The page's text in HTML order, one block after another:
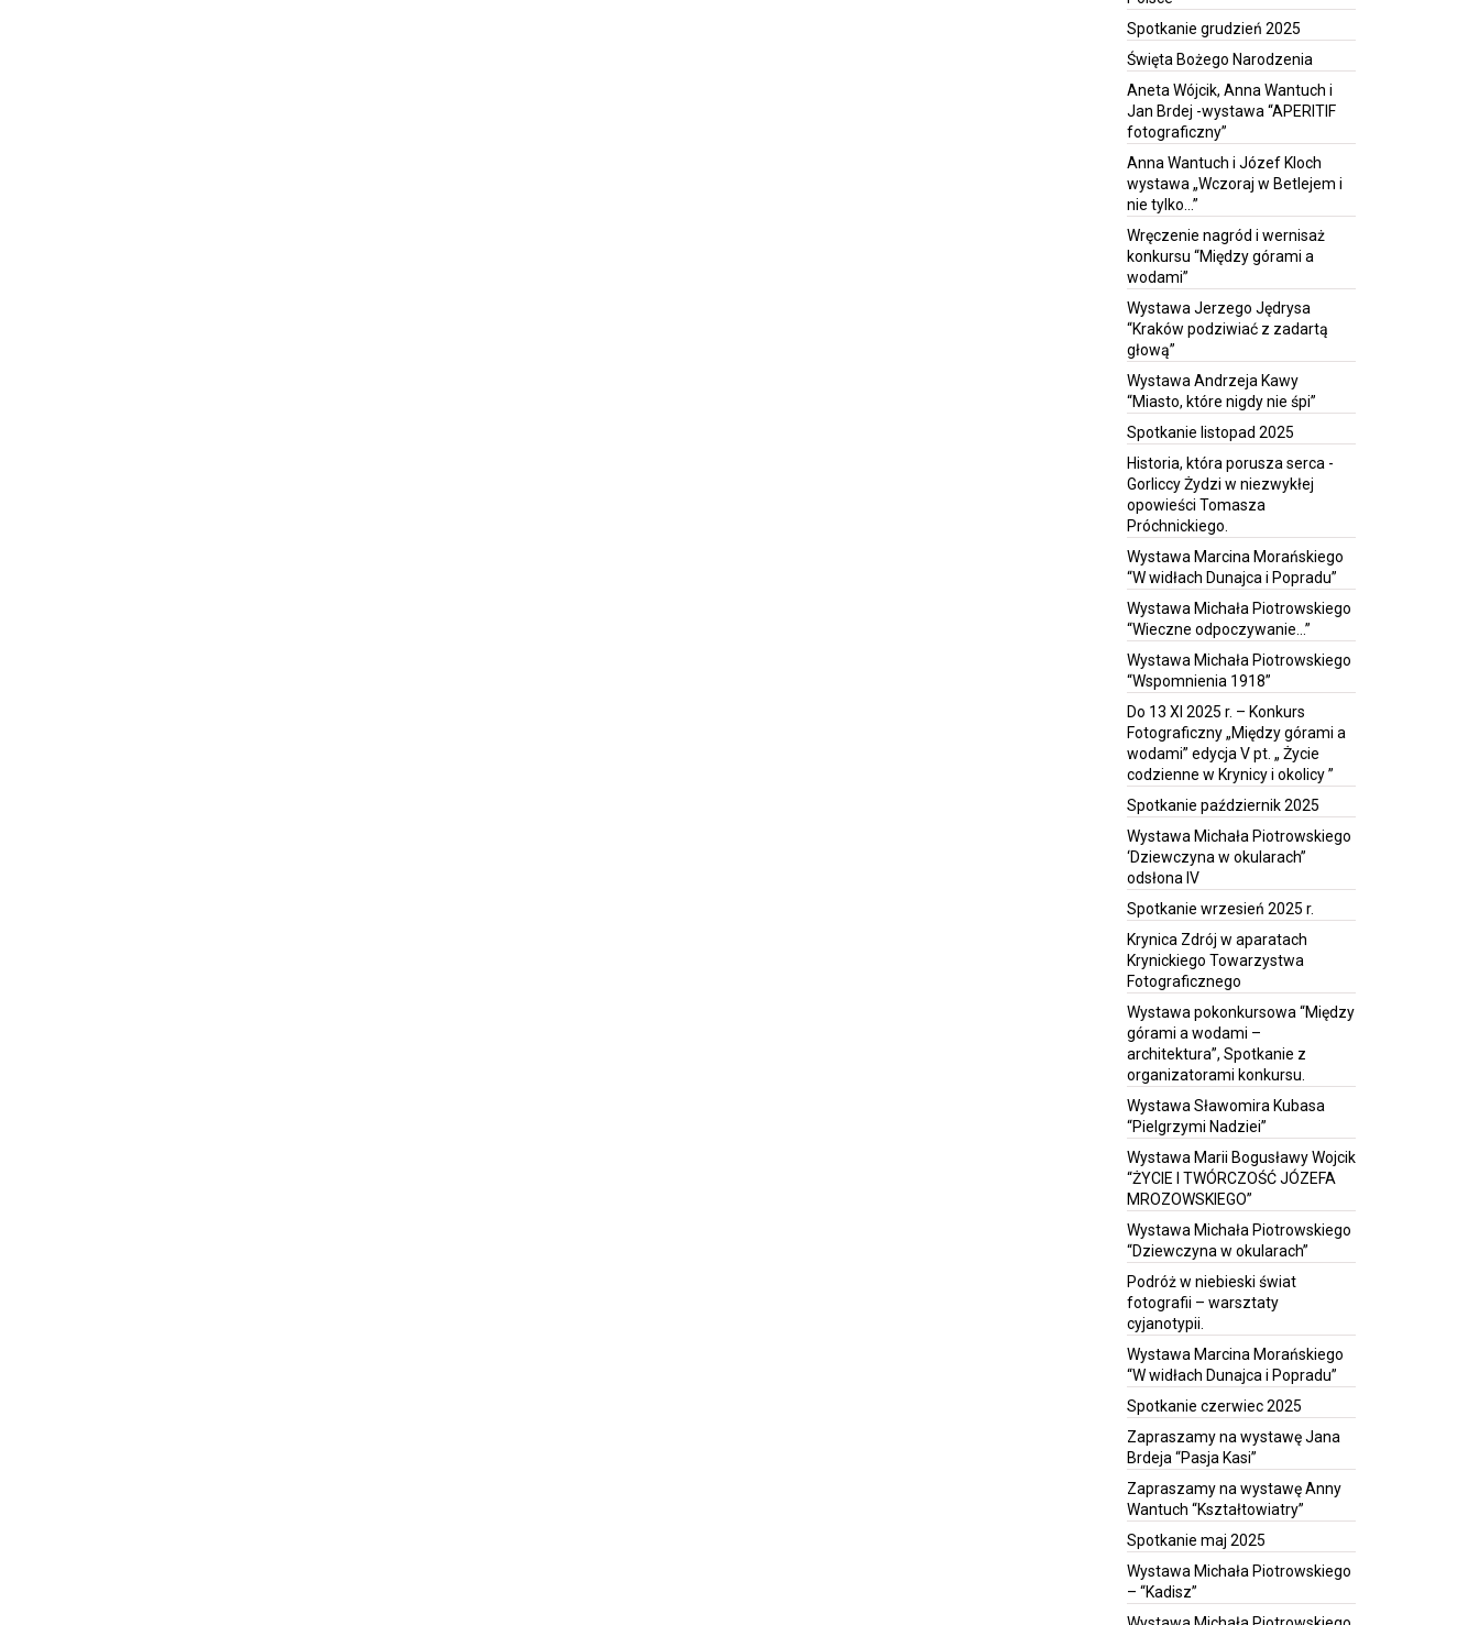
Spotkanie grudzień 2025
Święta Bożego Narodzenia
Aneta Wójcik, Anna Wantuch i
Jan Brdej -wystawa “APERITIF
fotograficzny”
Anna Wantuch i Józef Kloch
wystawa „Wczoraj w Betlejem i
nie tylko…”
Wręczenie nagród i wernisaż
konkursu “Między górami a
wodami”
Wystawa Jerzego Jędrysa
“Kraków podziwiać z zadartą
głową”
Wystawa Andrzeja Kawy
“Miasto, które nigdy nie śpi”
Spotkanie listopad 2025
Historia, która porusza serca -
Gorliccy Żydzi w niezwykłej
opowieści Tomasza
Próchnickiego.
Wystawa Marcina Morańskiego
“W widłach Dunajca i Popradu”
Wystawa Michała Piotrowskiego
“Wieczne odpoczywanie…”
Wystawa Michała Piotrowskiego
“Wspomnienia 1918”
Do 13 XI 2025 r. – Konkurs
Fotograficzny „Między górami a
wodami” edycja V pt. „ Życie
codzienne w Krynicy i okolicy ”
Spotkanie październik 2025
Wystawa Michała Piotrowskiego
‘Dziewczyna w okularach”
odsłona IV
Spotkanie wrzesień 2025 r.
Krynica Zdrój w aparatach
Krynickiego Towarzystwa
Fotograficznego
Wystawa pokonkursowa “Między
górami a wodami –
architektura”, Spotkanie z
organizatorami konkursu.
Wystawa Sławomira Kubasa
“Pielgrzymi Nadziei”
Wystawa Marii Bogusławy Wojcik
“ŻYCIE I TWÓRCZOŚĆ JÓZEFA
MROZOWSKIEGO”
Wystawa Michała Piotrowskiego
“Dziewczyna w okularach”
Podróż w niebieski świat
fotografii – warsztaty
cyjanotypii.
Wystawa Marcina Morańskiego
“W widłach Dunajca i Popradu”
Spotkanie czerwiec 2025
Zapraszamy na wystawę Jana
Brdeja “Pasja Kasi”
Zapraszamy na wystawę Anny
Wantuch “Kształtowiatry”
Spotkanie maj 2025
Wystawa Michała Piotrowskiego
– “Kadisz”